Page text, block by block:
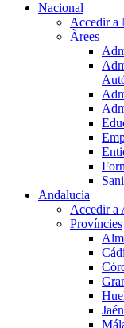
Nacional
Accedir a
Àrees
Andalucía
Accedir a
Províncies
Jaén